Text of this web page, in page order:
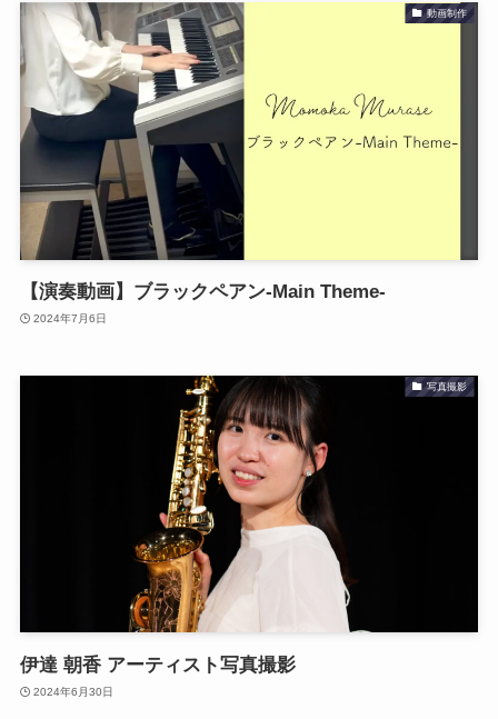
動画制作
【演奏動画】ブラックペアン-Main Theme-
2024年7月6日
写真撮影
伊達 朝香 アーティスト写真撮影
2024年6月30日